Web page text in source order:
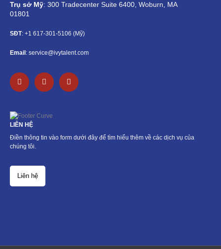
Trụ sở Mỹ: 300 Tradecenter Suite 6400, Woburn, MA
01801
SĐT: +1 617-301-5106 (Mỹ)
Email: service@ivytalent.com
F
a
c
o
o
k
-
f
L
i
n
d
i
-
i
E
n
v
LIÊN HỆ
Điền thông tin vào form dưới đây để tìm hiểu thêm về các dịch vụ của
chúng tôi.
Liên hệ